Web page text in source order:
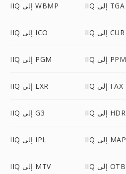
IIQ إلى WBMP IIQ إلى TGA
IIQ إلى ICO IIQ إلى CUR
IIQ إلى PGM IIQ إلى PPM
IIQ إلى EXR IIQ إلى FAX
IIQ إلى G3 IIQ إلى HDR
IIQ إلى IPL IIQ إلى MAP
IIQ إلى MTV IIQ إلى OTB